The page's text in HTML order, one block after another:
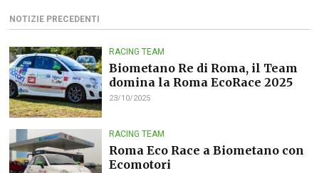
NOTIZIE PRECEDENTI
RACING TEAM
Biometano Re di Roma, il Team
domina la Roma EcoRace 2025
23/10/2025
RACING TEAM
Roma Eco Race a Biometano con
Ecomotori